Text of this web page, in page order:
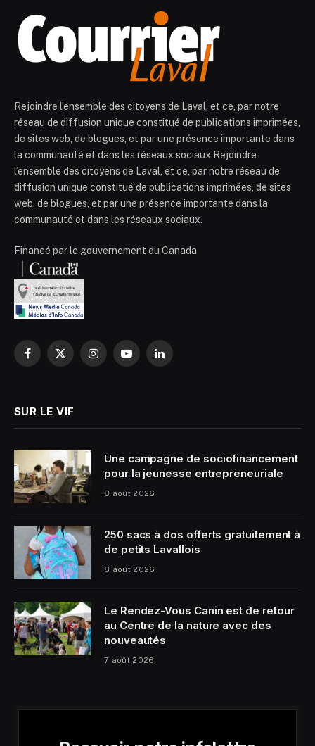
Rejoindre l’ensemble des citoyens de Laval, et ce, par notre
réseau de diffusion unique constitué de publications imprimées,
de sites web, de blogues, et par une présence importante dans
la communauté et dans les réseaux sociaux.Rejoindre
l’ensemble des citoyens de Laval, et ce, par notre réseau de
diffusion unique constitué de publications imprimées, de sites
web, de blogues, et par une présence importante dans la
communauté et dans les réseaux sociaux.
Financé par le gouvernement du Canada
Facebook
X
InstagramYouTubeLinkedIn
SUR LE VIF
Une campagne de sociofinancement
pour la jeunesse entrepreneuriale
8 août 2026
250 sacs à dos offerts gratuitement à
de petits Lavallois
8 août 2026
Le Rendez-Vous Canin est de retour
au Centre de la nature avec des
nouveautés
7 août 2026